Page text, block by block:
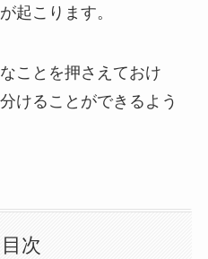
起こります。
ことを押さえておけ
けることができるよう
目次